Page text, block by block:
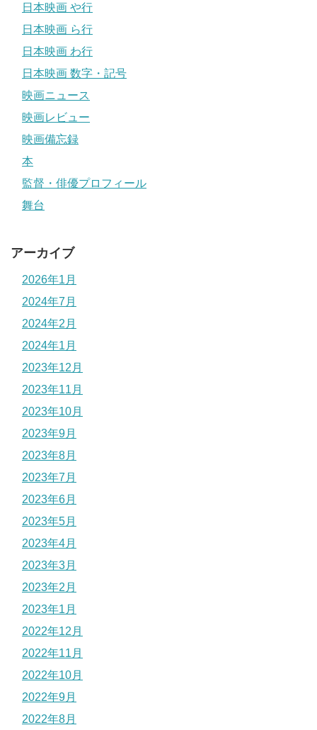
日本映画 や行
日本映画 ら行
日本映画 わ行
日本映画 数字・記号
映画ニュース
映画レビュー
映画備忘録
本
監督・俳優プロフィール
舞台
アーカイブ
2026年1月
2024年7月
2024年2月
2024年1月
2023年12月
2023年11月
2023年10月
2023年9月
2023年8月
2023年7月
2023年6月
2023年5月
2023年4月
2023年3月
2023年2月
2023年1月
2022年12月
2022年11月
2022年10月
2022年9月
2022年8月